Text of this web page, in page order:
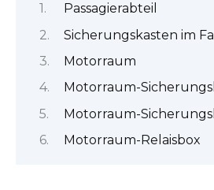
Passagierabteil
Sicherungskasten im
Motorraum
Motorraum-
Motorraum-
Motorraum-Relaisbox